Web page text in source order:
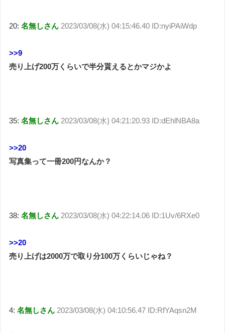
20:名無しさん 2023/03/08(水) 04:15:46.40 ID:nyiPAiWdp
>>9
売り上げ200万くらいで半分貰えるとかマジかよ
35:名無しさん 2023/03/08(水) 04:21:20.93 ID:dEhlNBA8a
>>20
写真集って一冊200円なんか？
38:名無しさん 2023/03/08(水) 04:22:14.06 ID:1Uv/6RXe0
>>20
売り上げは2000万で取り分100万くらいじゃね？
4:名無しさん 2023/03/08(水) 04:10:56.47 ID:RfYAqsn2M